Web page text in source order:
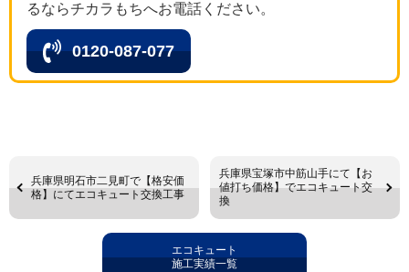
るならチカラもちへお電話ください。
0120-087-077
兵庫県明石市二見町で【格安価
格】にてエコキュート交換工事
兵庫県宝塚市中筋山手にて【お
値打ち価格】でエコキュート交
換
エコキュート
施工実績一覧